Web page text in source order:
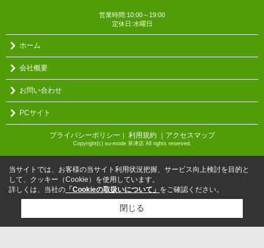
営業時間:10:00～19:00
定休日:水曜日
ホーム
会社概要
お問い合わせ
PCサイト
プライバシーポリシー 利用規約 ｜アクセスマップ
Copyright(c) su-mode 草津店 All rights reserved.
当サイトでは、お客様の当サイト利用状況把握、サービス向上検討を目的と
して、クッキー（Cookie）を使用しています。
詳しくは、当社の 「Cookieの取扱いについて」 をご確認ください。
閉じる